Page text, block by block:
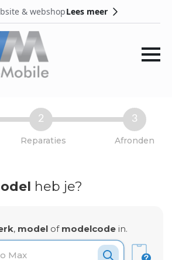
& webshopLees meer
2
Reparaties
3
Afronden
heb je?
, model of modelcode in.